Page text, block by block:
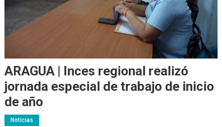
ARAGUA | Inces regional realizó
jornada especial de trabajo de inicio
de año
Noticias